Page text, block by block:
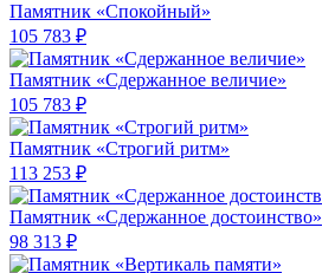
Памятник «Спокойный»
105 783 ₽
Памятник «Сдержанное величие»
105 783 ₽
Памятник «Строгий ритм»
113 253 ₽
Памятник «Сдержанное достоинство»
98 313 ₽